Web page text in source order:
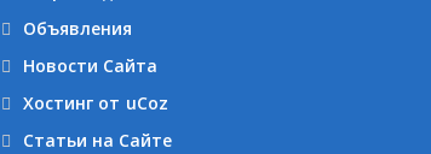
Объявления
Новости Сайта
Хостинг от uCoz
Статьи на Сайте